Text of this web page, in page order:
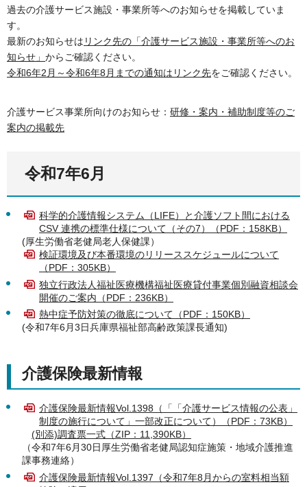
過去の介護サービス施設・事業所等へのお知らせを掲載していま
す。
最新のお知らせは リンク先の「介護サービス施設・事業所等へのお
知らせ」 からご確認ください。
令和6年2月～令和6年8月までの通知はリンク先をご確認ください。
介護サービス事業所向けのお知らせ： 研修・案内・補助制度等のご
案内の掲載先
令和7年6月
科学的介護情報システム（LIFE）と介護ソフト間における
CSV 連携の標準仕様について（その7）（PDF：158KB）
(厚生労働省老健局老人保健課）
検証環境及び本番環境のリリーススケジュールについて
（PDF：305KB）
独立行政法人福祉医療機構福祉医療貸付事業個別融資相談会
開催のご案内（PDF：236KB）
熱中症予防対策の徹底について（PDF：150KB）
(令和7年6月3日兵庫県福祉部高齢政策課長通知)
介護保険最新情報
介護保険最新情報Vol.1398（「「介護サービス情報の公表」
制度の施行について」一部改正について）（PDF：73KB）
(別添)調査票一式（ZIP：11,390KB）
（令和7年6月30日厚生労働省老健局認知症施策・地域介護推進
課事務連絡）
介護保険最新情報Vol.1397（令和7年8月からの室料相当額